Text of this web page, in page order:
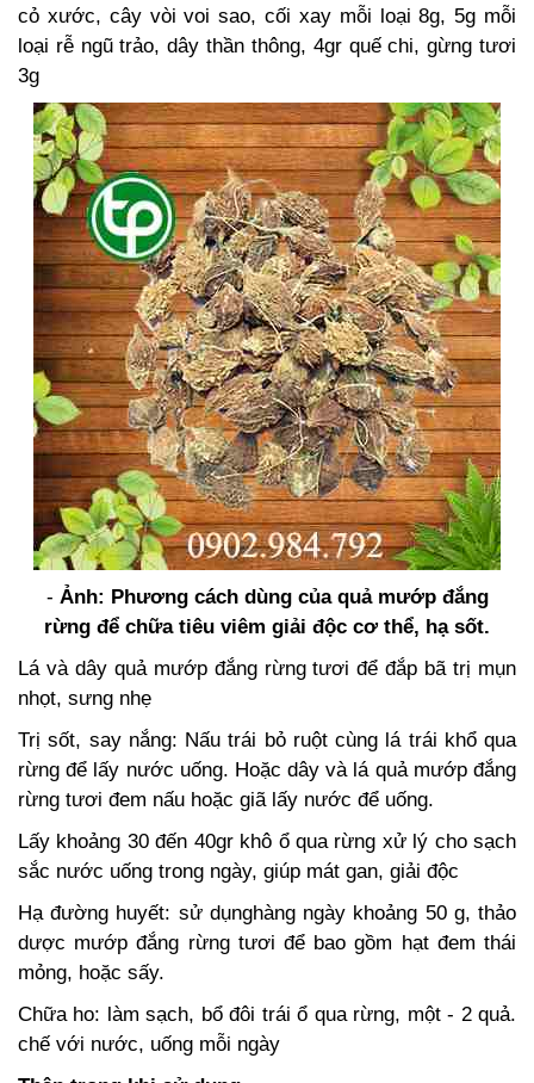
cỏ xước, cây vòi voi sao, cối xay mỗi loại 8g, 5g mỗi
loại rễ ngũ trảo, dây thần thông, 4gr quế chi, gừng tươi
3g
- Ảnh: Phương cách dùng của quả mướp đắng
rừng để chữa tiêu viêm giải độc cơ thể, hạ sốt.
Lá và dây quả mướp đắng rừng tươi để đắp bã trị mụn
nhọt, sưng nhẹ
Trị sốt, say nắng: Nấu trái bỏ ruột cùng lá trái khổ qua
rừng để lấy nước uống. Hoặc dây và lá quả mướp đắng
rừng tươi đem nấu hoặc giã lấy nước để uống.
Lấy khoảng 30 đến 40gr khô ổ qua rừng xử lý cho sạch
sắc nước uống trong ngày, giúp mát gan, giải độc
Hạ đường huyết: sử dụnghàng ngày khoảng 50 g, thảo
dược mướp đắng rừng tươi để bao gồm hạt đem thái
mỏng, hoặc sấy.
Chữa ho: làm sạch, bổ đôi trái ổ qua rừng, một - 2 quả.
chế với nước, uống mỗi ngày